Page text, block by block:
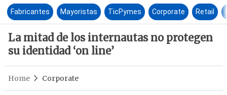
Fabricantes Mayoristas TicPymes Corporate Retail
La mitad de los internautas no protegen
su identidad ‘on line’
Home Corporate